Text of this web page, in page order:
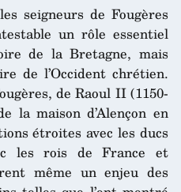
seigneurs de Fougères
un rôle essentiel
de la Bretagne, mais
de l’Occident chrétien.
de Raoul II (1150-
la maison d’Alençon en
étroites avec les ducs
les rois de France et
même un enjeu des